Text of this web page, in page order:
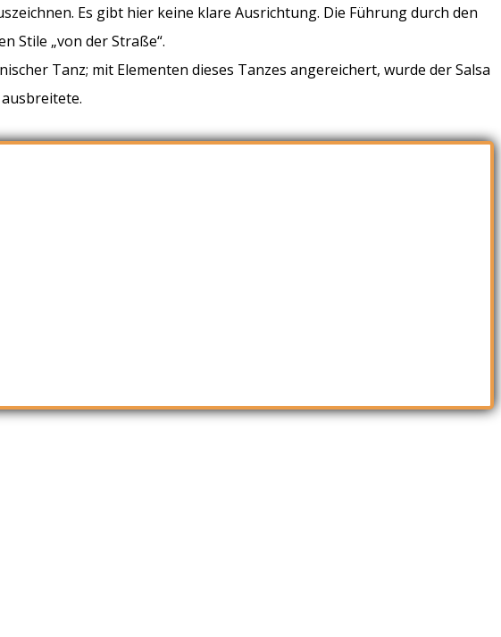
Es gibt hier keine klare Ausrichtung. Die Führung durch den
Stile „von der Straße“.
Tanz; mit Elementen dieses Tanzes angereichert, wurde der Salsa